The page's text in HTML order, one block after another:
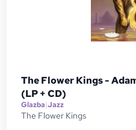
The Flower Kings -
(LP + CD)
Glazba|Jazz
The Flower Kings